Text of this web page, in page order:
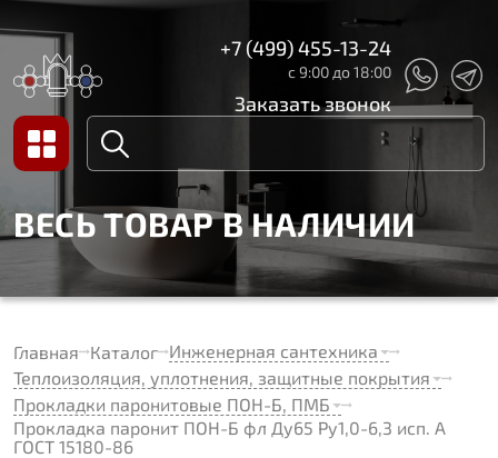
+7 (499) 455-13-24
с 9:00 до 18:00
Заказать звонок
ВЕСЬ ТОВАР В НАЛИЧИИ
Главная Каталог Инженерная сантехника
Теплоизоляция, уплотнения, защитные покрытия
Прокладки паронитовые ПОН-Б, ПМБ
Прокладка паронит ПОН-Б фл Ду65 Ру1,0-6,3 исп. А
ГОСТ 15180-86